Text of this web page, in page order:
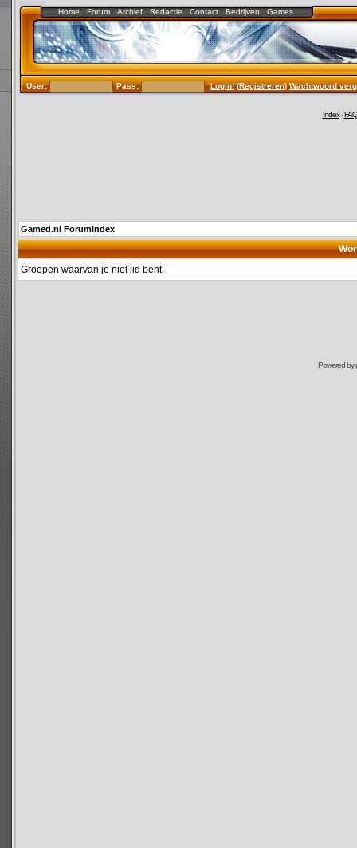
Home Forum Archief Redactie Contact Bedrijven Games
User: Pass: Login!(Registreren)Wachtwoord
Index-FAQ
Gamed.nl Forumindex
Groepen waarvan je niet lid bent
Powered by